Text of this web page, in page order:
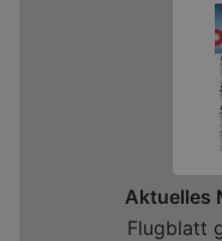
Aktuelles
Flugblatt